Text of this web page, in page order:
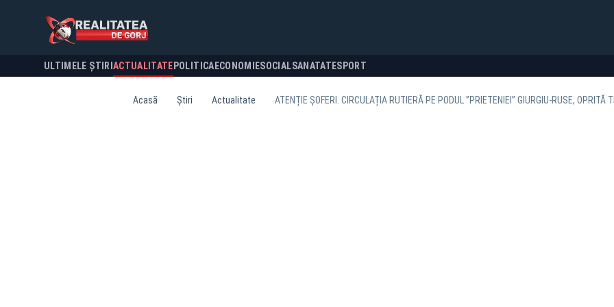
ULTIMELE ȘTIRI ACTUALITATE POLITICA ECONOMIESOCIALSANATATESPORT
Acasă Știri Actualitate ATENȚIE ȘOFERI. CIRCULAȚIA RUTIERĂ PE PODUL ”PRIETENIEI” GIURGIU-RUSE, OPRITĂ